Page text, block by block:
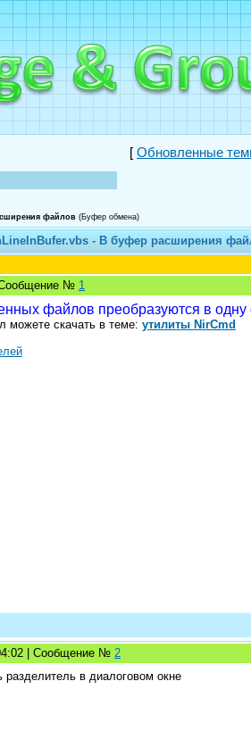
[ Обновленные
файлов (Буфер обмена)
- В буфер расширения
Сообщение № 1
файлов преобразуются в одну
можете скачать в теме: утилиты NirCmd
| Сообщение № 2
в диалоговом окне